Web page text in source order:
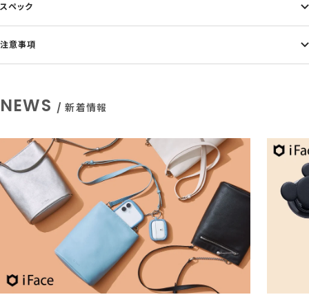
スペック
注意事項
NEWS / 新着情報